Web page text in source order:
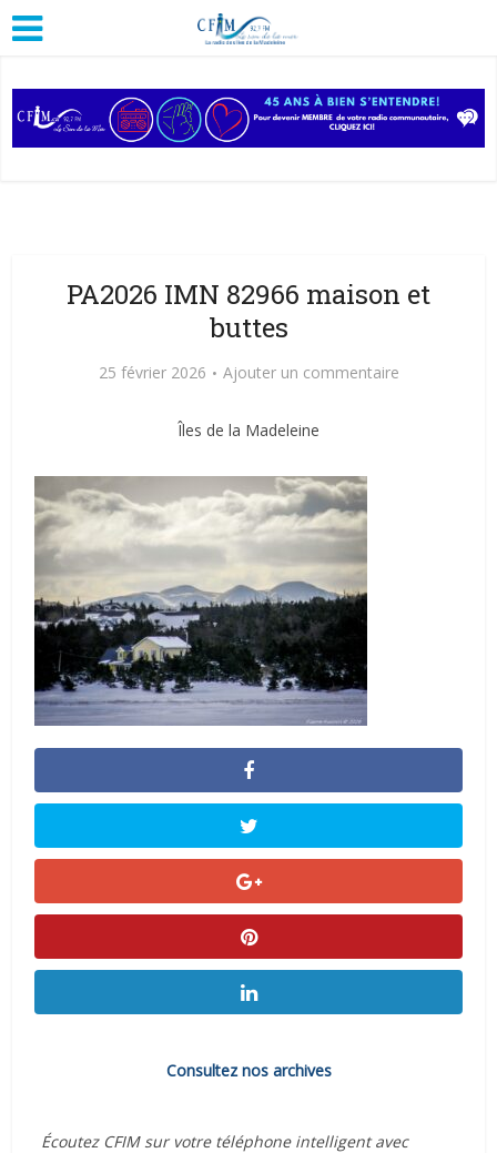
PA2026 IMN 82966 maison et
buttes
25 février 2026 Ajouter un commentaire
Îles de la Madeleine
Consultez nos archives
Écoutez CFIM sur votre téléphone intelligent avec